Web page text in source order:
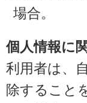
場合。
個人情報に
利用者は、
除すること